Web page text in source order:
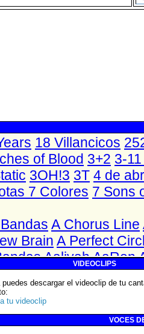
VIDEOCLIPS
puedes descargar el videoclip de tu
:
tu videoclip
VOCES